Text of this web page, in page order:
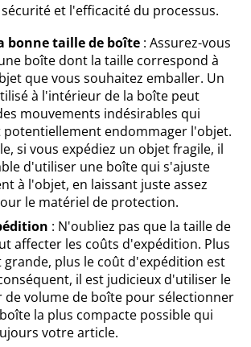
et l'efficacité du processus.
bonne taille de boîte : Assurez-vous
boîte dont la taille correspond à
que vous souhaitez emballer. Un
à l'intérieur de la boîte peut
mouvements indésirables qui
endommager l'objet.
si vous expédiez un objet fragile, il
d'utiliser une boîte qui s'ajuste
à l'objet, en laissant juste assez
le matériel de protection.
: N'oubliez pas que la taille de
affecter les coûts d'expédition. Plus
grande, plus le coût d'expédition est
il est judicieux d'utiliser le
de volume de boîte pour sélectionner
la plus compacte possible qui
votre article.